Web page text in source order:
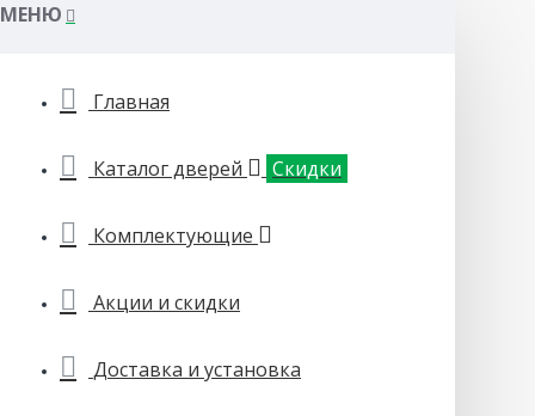
МЕНЮ
Главная
Каталог дверей Скидки
Комплектующие
Акции и скидки
Доставка и установка